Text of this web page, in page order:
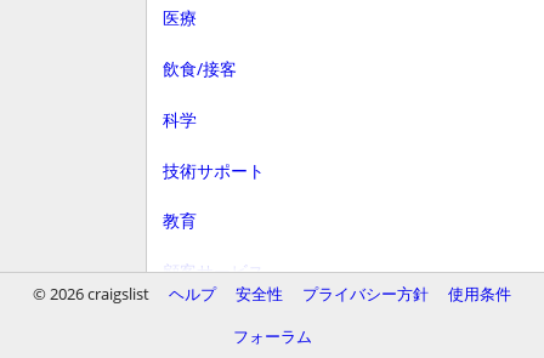
医療
飲食/接客
科学
技術サポート
教育
顧客サービス
© 2026 craigslist ヘルプ 安全性 プライバシー方針
使用条件
フォーラム